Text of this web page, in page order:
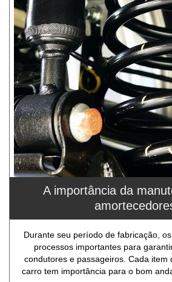
A importância da
Durante seu período de fabricação,
processos importantes para
condutores e passageiros. Cada item
carro tem importância para o bom